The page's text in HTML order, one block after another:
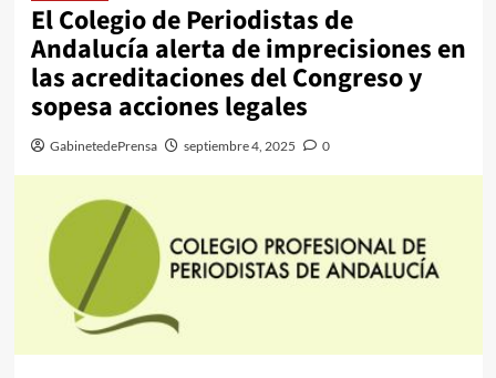
El Colegio de Periodistas de
Andalucía alerta de imprecisiones en
las acreditaciones del Congreso y
sopesa acciones legales
GabinetedePrensa septiembre 4, 2025 0